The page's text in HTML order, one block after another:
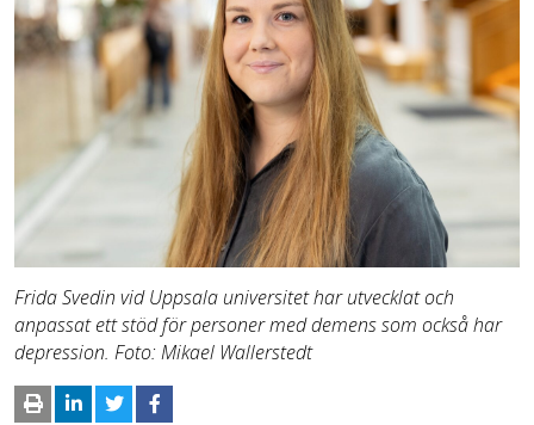
Frida Svedin vid Uppsala universitet har utvecklat och
anpassat ett stöd för personer med demens som också har
depression. Foto: Mikael Wallerstedt